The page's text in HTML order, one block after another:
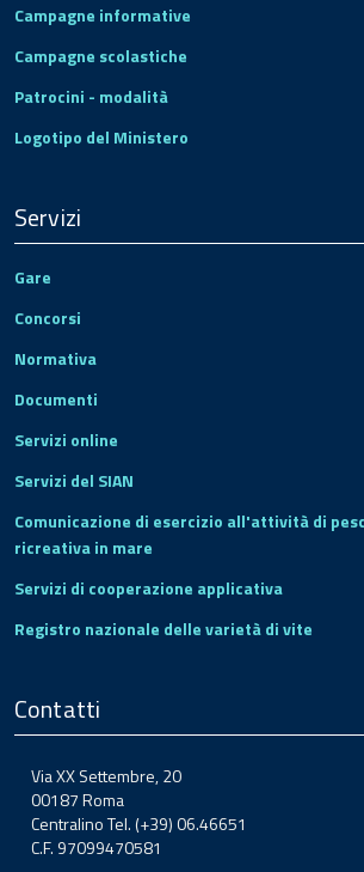
Campagne informative
Campagne scolastiche
Patrocini - modalità
Logotipo del Ministero
Servizi
Gare
Concorsi
Normativa
Documenti
Servizi online
Servizi del SIAN
Comunicazione di esercizio all'attività di
ricreativa in mare
Servizi di cooperazione applicativa
Registro nazionale delle varietà di vite
Contatti
Via XX Settembre, 20
00187 Roma
Centralino Tel. (+39) 06.46651
C.F. 97099470581